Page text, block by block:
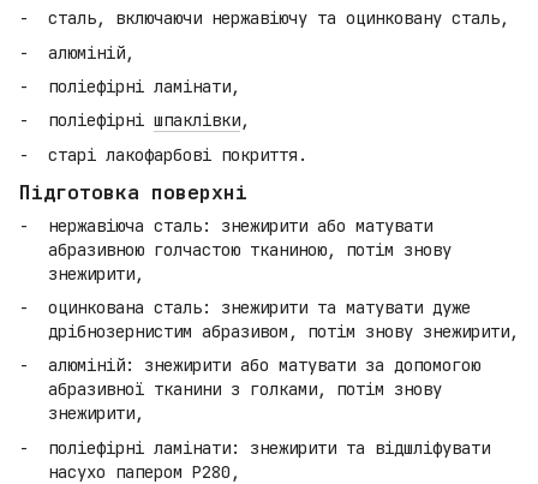
сталь, включаючи нержавіючу та оцинковану сталь,
алюміній,
поліефірні ламінати,
поліефірні шпаклівки,
старі лакофарбові покриття.
Підготовка поверхні
нержавіюча сталь: знежирити або матувати
абразивною голчастою тканиною, потім знову
знежирити,
оцинкована сталь: знежирити та матувати дуже
дрібнозернистим абразивом, потім знову знежирити,
алюміній: знежирити або матувати за допомогою
абразивної тканини з голками, потім знову
знежирити,
поліефірні ламінати: знежирити та відшліфувати
насухо папером P280,